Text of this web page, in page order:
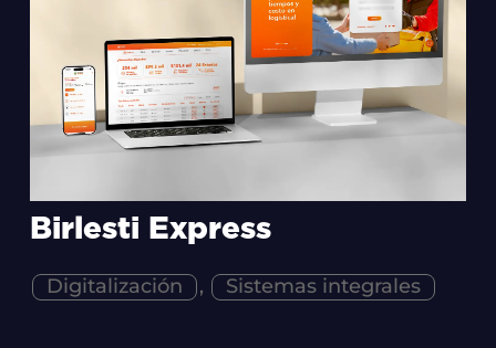
Birlesti Express
Digitalización , Sistemas integrales